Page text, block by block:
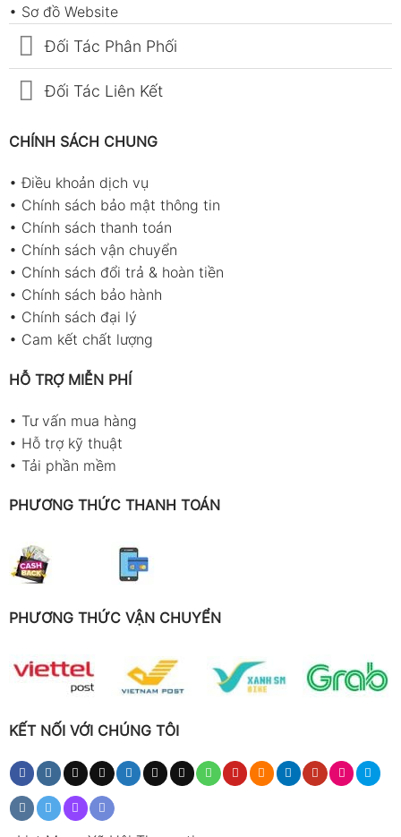
• Sơ đồ Website
Đối Tác Phân Phối
Đối Tác Liên Kết
CHÍNH SÁCH CHUNG
•Điều khoản dịch vụ
• Chính sách bảo mật thông tin
• Chính sách thanh toán
• Chính sách vận chuyển
• Chính sách đổi trả & hoàn tiền
• Chính sách bảo hành
• Chính sách đại lý
• Cam kết chất lượng
HỖ TRỢ MIỄN PHÍ
• Tư vấn mua hàng
• Hỗ trợ kỹ thuật
• Tải phần mềm
PHƯƠNG THỨC THANH TOÁN
PHƯƠNG THỨC VẬN CHUYỂN
KẾT NỐI VỚI CHÚNG TÔI